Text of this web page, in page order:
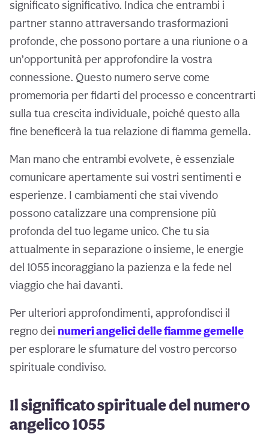
significato significativo. Indica che entrambi i
partner stanno attraversando trasformazioni
profonde, che possono portare a una riunione o a
un’opportunità per approfondire la vostra
connessione. Questo numero serve come
promemoria per fidarti del processo e concentrarti
sulla tua crescita individuale, poiché questo alla
fine beneficerà la tua relazione di fiamma gemella.
Man mano che entrambi evolvete, è essenziale
comunicare apertamente sui vostri sentimenti e
esperienze. I cambiamenti che stai vivendo
possono catalizzare una comprensione più
profonda del tuo legame unico. Che tu sia
attualmente in separazione o insieme, le energie
del 1055 incoraggiano la pazienza e la fede nel
viaggio che hai davanti.
Per ulteriori approfondimenti, approfondisci il
regno dei numeri angelici delle fiamme gemelle
per esplorare le sfumature del vostro percorso
spirituale condiviso.
Il significato spirituale del numero
angelico 1055